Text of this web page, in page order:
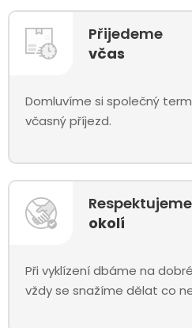
Přijedeme
včas
Domluvíme si společný
včasný příjezd.
Respektujeme
okolí
Při vyklízení dbáme na
vždy se snažíme dělat co